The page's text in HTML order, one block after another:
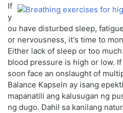
If
y
ou have disturbed sleep,
or nervousness, it's time to
Either lack of sleep or too
blood pressure is high or low.
soon face an onslaught of
Balance Kapseln ay isang
mapanatili ang kalusugan ng
ng dugo. Dahil sa kanilang